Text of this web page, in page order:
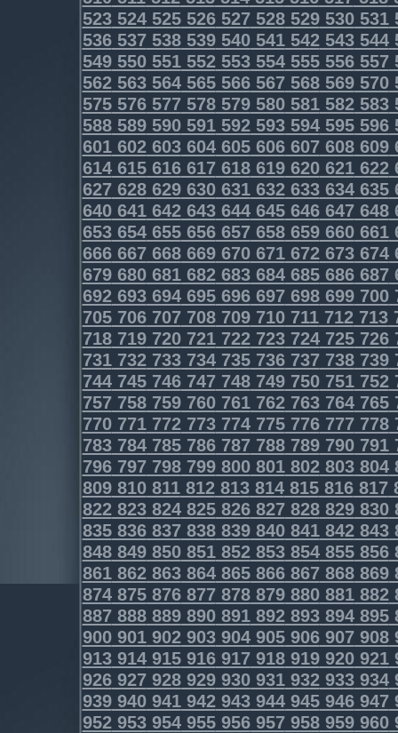
523524525526527528529530531
536537538539540541542543544
549550551552553554555556557
562563564565566567568569570
575576577578579580581582583
588589590591592593594595596
601602603604605606607608609
614615616617618619620621622
627628629630631632633634635
640641642643644645646647648
653654655656657658659660661
666667668669670671672673674
679680681682683684685686687
692693694695696697698699700
705706707708709710711712713
718719720721722723724725726
731732733734735736737738739
744745746747748749750751752
757758759760761762763764765
770771772773774775776777778
783784785786787788789790791
796797798799800801802803804
809810811812813814815816817
822823824825826827828829830
835836837838839840841842843
848849850851852853854855856
861862863864865866867868869
874875876877878879880881882
887888889890891892893894895
900901902903904905906907908
913914915916917918919920921
926927928929930931932933934
939940941942943944945946947
952953954955956957958959960